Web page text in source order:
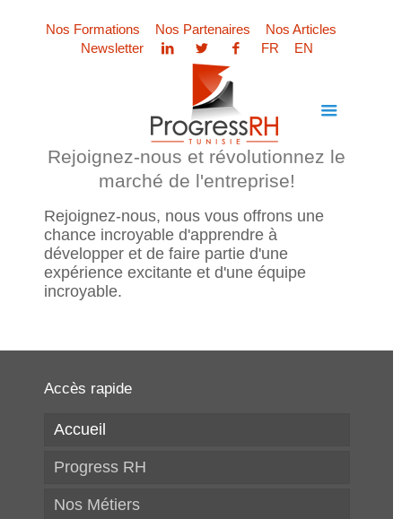
Nos Formations Nos Partenaires
Nos Articles
Newsletter
FR EN
Rejoignez-nous et révolutionnez le
marché de l'entreprise!
Rejoignez-nous, nous vous offrons une
chance incroyable d'apprendre à
développer et de faire partie d'une
expérience excitante et d'une équipe
incroyable.
Accès rapide
Accueil
Progress RH
Nos Métiers